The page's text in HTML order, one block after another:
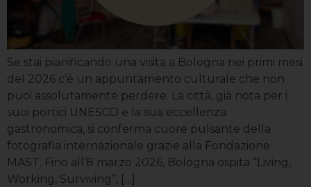
Se stai pianificando una visita a Bologna nei primi mesi
del 2026 c’è un appuntamento culturale che non
puoi assolutamente perdere. La città, già nota per i
suoi portici UNESCO e la sua eccellenza
gastronomica, si conferma cuore pulsante della
fotografia internazionale grazie alla Fondazione
MAST. Fino all’8 marzo 2026, Bologna ospita “Living,
Working, Surviving“, […]